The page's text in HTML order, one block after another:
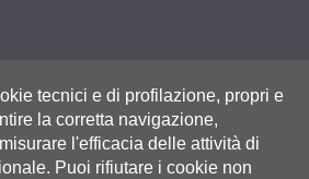
tecnici e di profilazione, propri e
la corretta navigazione,
l'efficacia delle attività di
Puoi rifiutare i cookie non